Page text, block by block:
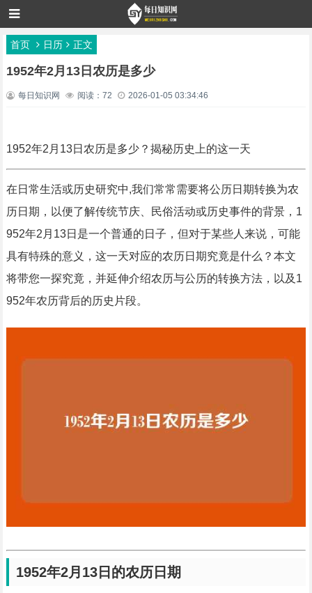
首页 日历 正文
1952年2月13日农历是多少
每日知识网 阅读：72 2026-01-05 03:34:46
1952年2月13日农历是多少？揭秘历史上的这一天
在日常生活或历史研究中,我们常常需要将公历日期转换为农
历日期，以便了解传统节庆、民俗活动或历史事件的背景，1
952年2月13日是一个普通的日子，但对于某些人来说，可能
具有特殊的意义，这一天对应的农历日期究竟是什么？本文
将带您一探究竟，并延伸介绍农历与公历的转换方法，以及1
952年农历背后的历史片段。
1952年2月13日的农历日期